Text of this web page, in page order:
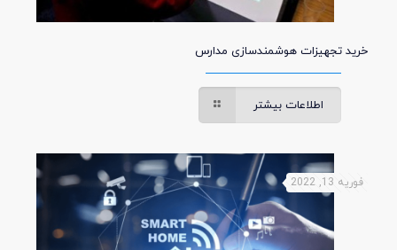
خرید تجهیزات هوشمندسازی مدارس
اطلاعات بیشتر
فوریه 13, 2022